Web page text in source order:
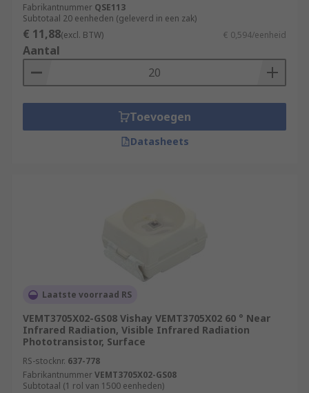
Fabrikantnummer QSE113
Subtotaal 20 eenheden (geleverd in een zak)
€ 11,88(excl. BTW) € 0,594/eenheid
Aantal
Toevoegen
Datasheets
Laatste voorraad RS
VEMT3705X02-GS08 Vishay VEMT3705X02 60 ° Near
Infrared Radiation, Visible Infrared Radiation
Phototransistor, Surface
RS-stocknr. 637-778
FabrikantnummerVEMT3705X02-GS08
Subtotaal (1 rol van 1500 eenheden)